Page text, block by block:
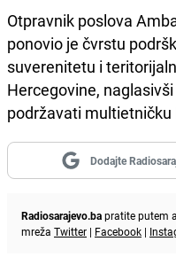
Otpravnik poslova
ponovio je čvrstu
suverenitetu i
Hercegovine,
podržavati multietničku
Dodajte
Radiosarajevo.bapratite putem
mreža Twitter | Facebook |